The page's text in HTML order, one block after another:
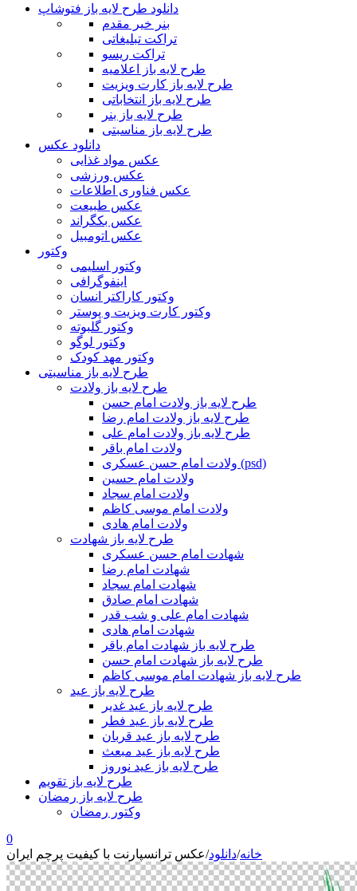
دانلود طرح لایه باز فتوشاپ
بنر خیر مقدم
تراکت تبلیغاتی
تراکت ریسو
طرح لایه باز اعلامیه
طرح لایه باز کارت ویزیت
طرح لایه باز انتخاباتی
طرح لایه باز بنر
طرح لایه باز مناسبتی
دانلود عکس
عکس مواد غذایی
عکس ورزشی
عکس فناوری اطلاعات
عکس طبیعت
عکس بکگراند
عکس اتومبیل
وکتور
وکتور اسلیمی
اینفوگرافی
وکتور کاراکتر انسان
وکتور کارت ویزیت و پوستر
وکتور گلبوته
وکتور لوگو
وکتور مهد کودک
طرح لایه باز مناسبتی
طرح لایه باز ولادت
طرح لایه باز ولادت امام حسن
طرح لایه باز ولادت امام رضا
طرح لایه باز ولادت امام علی
ولادت امام باقر
ولادت امام حسن عسکری (psd)
ولادت امام حسین
ولادت امام سجاد
ولادت امام موسی کاظم
ولادت امام هادی
طرح لایه باز شهادت
شهادت امام حسن عسکری
شهادت امام رضا
شهادت امام سجاد
شهادت امام صادق
شهادت امام علی و شب قدر
شهادت امام هادی
طرح لایه باز شهادت امام باقر
طرح لایه باز شهادت امام حسن
طرح لایه باز شهادت امام موسی کاظم
طرح لایه باز عید
طرح لایه باز عید غدیر
طرح لایه باز عید فطر
طرح لایه باز عید قربان
طرح لایه باز عید مبعث
طرح لایه باز عید نوروز
طرح لایه باز تقویم
طرح لایه باز رمضان
وکتور رمضان
0
خانه/دانلود/عکس ترانسپارنت با کیفیت پرچم ایران